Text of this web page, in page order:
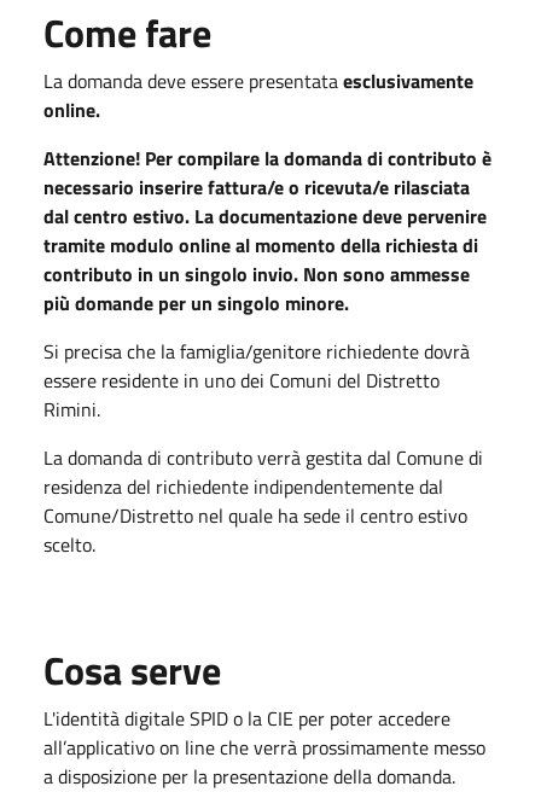
Come fare
La domanda deve essere presentataesclusivamente
online.
Attenzione! Per compilare la domanda di contributo è
necessario inserire fattura/e o ricevuta/e rilasciata
dal centro estivo. La documentazione deve pervenire
tramite modulo online al momento della richiesta di
contributo in un singolo invio. Non sono ammesse
più domande per un singolo minore.
Si precisa che la famiglia/genitore richiedente dovrà
essere residente in uno dei Comuni del Distretto
Rimini.
La domanda di contributo verrà gestita dal Comune di
residenza del richiedente indipendentemente dal
Comune/Distretto nel quale ha sede il centro estivo
scelto.
Cosa serve
L'identità digitale SPID o la CIE per poter accedere
all’applicativo on line che verrà prossimamente messo
a disposizione per la presentazione della domanda.